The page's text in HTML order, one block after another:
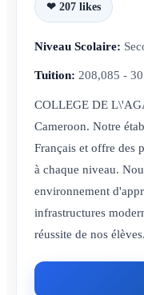
❤ 207 likes
Niveau Scolaire:
Tuition: 208,085 -
COLLEGE DE
Cameroon. Notre
Français et offre des
à chaque niveau.
environnement
infrastructures
réussite de nos élèves.